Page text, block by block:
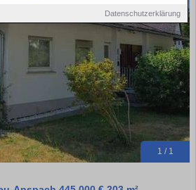
Datenschutzerklärung
1 / 1